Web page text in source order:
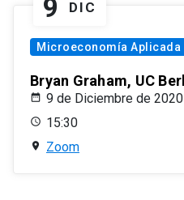
9 DIC
Microeconomía Aplicada
Bryan Graham, UC
9 de Diciembre de 2020
15:30
Zoom